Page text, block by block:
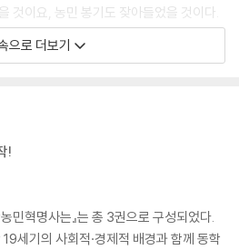
것이요, 농민 봉기도 잦아들었을 것이다.
운영은 더욱 파행으로 치달은 채 끝장나고
조의 불꽃을 되살릴 마지막 기회는 사라졌
. 몇몇 문벌가가 이른바 세도정치를 통해
불법을 자행했다. 그래서 평안도를 중
이르렀다.
으로 더보기
!
민혁명사는』는 총 3권으로 구성되었다.
세기의 사회적·경제적 배경과 함께 동학